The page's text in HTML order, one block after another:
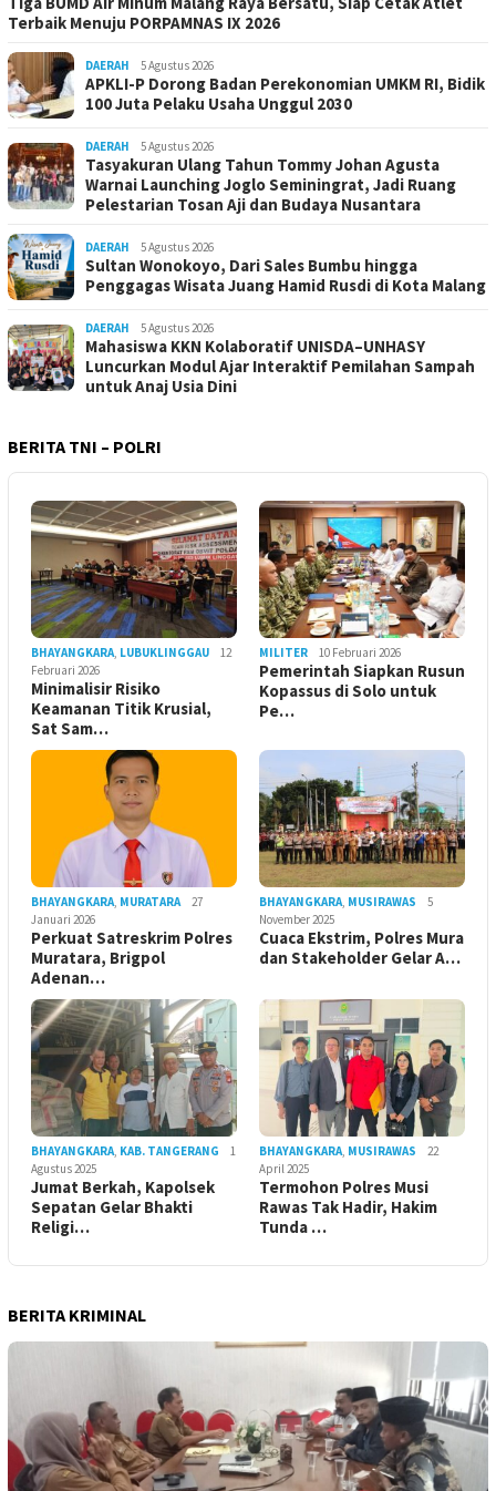
Terbaik Menuju PORPAMNAS IX 2026
DAERAH 5 Agustus 2026
APKLI-P Dorong Badan Perekonomian UMKM RI, Bidik
100 Juta Pelaku Usaha Unggul 2030
DAERAH 5 Agustus 2026
Tasyakuran Ulang Tahun Tommy Johan Agusta
Warnai Launching Joglo Seminingrat, Jadi Ruang
Pelestarian Tosan Aji dan Budaya Nusantara
DAERAH 5 Agustus 2026
Sultan Wonokoyo, Dari Sales Bumbu hingga
Penggagas Wisata Juang Hamid Rusdi di Kota Malang
DAERAH 5 Agustus 2026
Mahasiswa KKN Kolaboratif UNISDA–UNHASY
Luncurkan Modul Ajar Interaktif Pemilahan Sampah
untuk Anaj Usia Dini
BERITA TNI – POLRI
BHAYANGKARA, LUBUKLINGGAU
12
Februari 2026
Minimalisir Risiko
Keamanan Titik Krusial,
Sat Sam…
MILITER 10 Februari 2026
Pemerintah Siapkan Rusun
Kopassus di Solo untuk
Pe…
BHAYANGKARA, MURATARA
27
Januari 2026
Perkuat Satreskrim Polres
Muratara, Brigpol
Adenan…
BHAYANGKARA, MUSIRAWAS
5
November 2025
Cuaca Ekstrim, Polres Mura
dan Stakeholder Gelar A…
BHAYANGKARA, KAB. TANGERANG
1
Agustus 2025
Jumat Berkah, Kapolsek
Sepatan Gelar Bhakti
Religi…
BHAYANGKARA, MUSIRAWAS
22
April 2025
Termohon Polres Musi
Rawas Tak Hadir, Hakim
Tunda …
BERITA KRIMINAL